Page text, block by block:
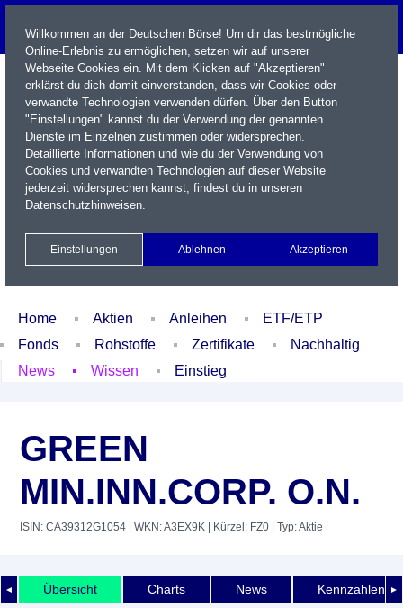
Name / WKN / ISIN / Kürzel
Xetra Realtime
Watchlist Portfolio Login
Home Aktien Anleihen
ETF/ETP
Fonds
Rohstoffe Zertifikate
Nachhaltig
News
Wissen Einstieg
GREEN
MIN.INN.CORP. O.N.
ISIN: CA39312G1054 | WKN: A3EX9K | Kürzel: FZ0 | Typ: Aktie
◄ ►
Übersicht Charts News Kennzahlen
Willkommen an der Deutschen Börse! Um dir das bestmögliche
Online-Erlebnis zu ermöglichen, setzen wir auf unserer
Webseite Cookies ein. Mit dem Klicken auf "Akzeptieren"
erklärst du dich damit einverstanden, dass wir Cookies oder
verwandte Technologien verwenden dürfen. Über den Button
"Einstellungen" kannst du der Verwendung der genannten
Dienste im Einzelnen zustimmen oder widersprechen.
Detaillierte Informationen und wie du der Verwendung von
Cookies und verwandten Technologien auf dieser Website
jederzeit widersprechen kannst, findest du in unseren
Datenschutzhinweisen.
Einstellungen Ablehnen Akzeptieren